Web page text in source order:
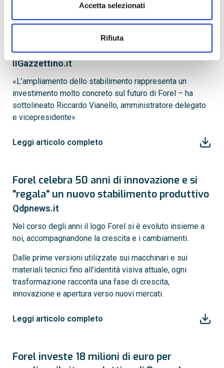
Accetta selezionati
Rifiuta
Forel compie 50 anni e si allarga: investiti
18 milioni
IlGazzettino.it
«L’ampliamento dello stabilimento rappresenta un
investimento molto concreto sul futuro di Forel – ha
sottolineato Riccardo Vianello, amministratore delegato
e vicepresidente».
Leggi articolo completo
Forel celebra 50 anni di innovazione e si
"regala" un nuovo stabilimento produttivo
Qdpnews.it
Nel corso degli anni il logo Forel si è evoluto insieme a
noi, accompagnandone la crescita e i cambiamenti.
Dalle prime versioni utilizzate sui macchinari e sui
materiali tecnici fino all’identità visiva attuale, ogni
trasformazione racconta una fase di crescita,
innovazione e apertura verso nuovi mercati.
Leggi articolo completo
Forel investe 18 milioni di euro per